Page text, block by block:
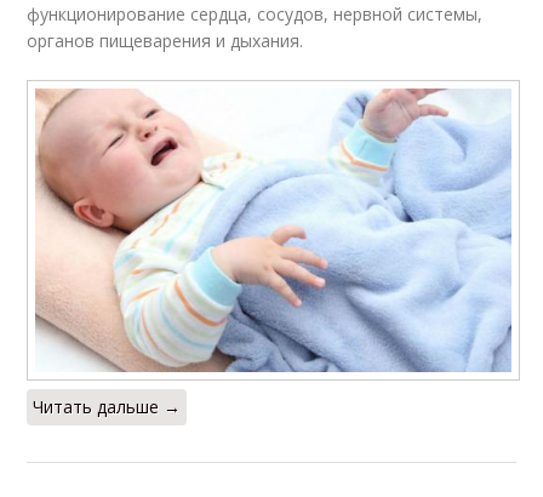
функционирование сердца, сосудов, нервной системы,
органов пищеварения и дыхания.
Читать дальше →